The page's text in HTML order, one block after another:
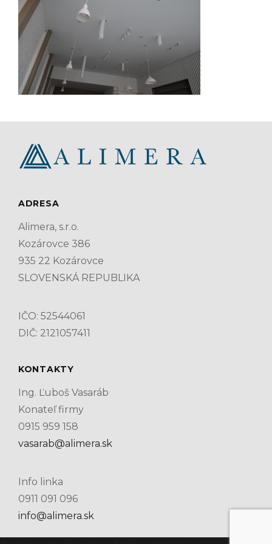
ADRESA
Alimera, s.r.o.
Kozárovce 386
935 22 Kozárovce
SLOVENSKÁ REPUBLIKA
IČO: 52544061
DIČ: 2121057411
KONTAKTY
Ing. Ľuboš Vasaráb
Konateľ firmy
0915 959 158
vasarab@alimera.sk
Info linka
0911 091 096
info@alimera.sk